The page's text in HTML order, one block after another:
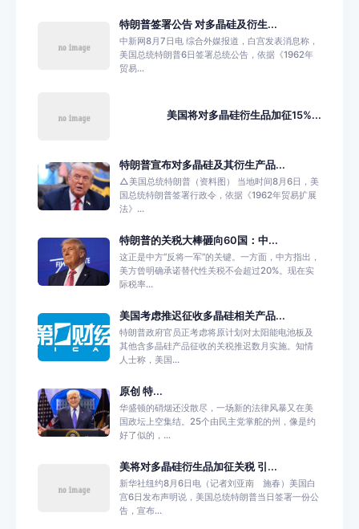
特朗普签署公告 对多晶硅及衍生...
中新网8月7日电 综合外媒报道，白宫发表消息称，
美国总统特朗普6日签署总统公告，依据《1962年
贸易...
美国将对多晶硅衍生品加征15%...
特朗普宣布对多晶硅及其衍生产品...
△美国总统特朗普（资料图） 当地时间8月6日，美
国总统特朗普签署行政令，依据《1962年贸易扩展
法》...
特朗普的关税大棒砸向60国：中...
这正是中方“反将一军”的关键。一方面，中方指出，
美方曾明确承诺替代性关税不会超过20%。现在实
际税率...
美国考虑推迟征收多晶硅相关产品...
特朗普政府官员正考虑将原计划对太阳能电池板及
其他含多晶硅产品征收的关税推迟数月实施。知情
人士称，美国...
原创 特...
华盛顿的硝烟还没散尽，一场新的法律风暴又在美
国政坛上空集结。25个由民主党掌舵的州，像是约
好了似的，...
美将对多晶硅衍生品加征关税 引...
新华社纽约8月6日电（记者刘亚南 施春）美国白
宫6日发布声明说，美国总统特朗普当日签署一份公
告，宣布...